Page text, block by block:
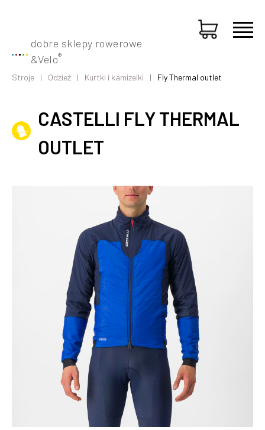
dobre sklepy rowerowe
&Velo®
Stroje Odzież Kurtki i kamizelki Fly Thermal outlet
CASTELLI FLY THERMAL
OUTLET